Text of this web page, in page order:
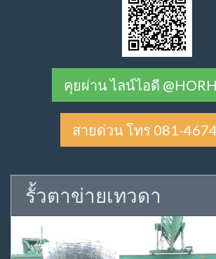
คุยผ่าน ไลน์ไอดี
สายด่วน โทร 081-
รั้วตาข่ายเทวดา